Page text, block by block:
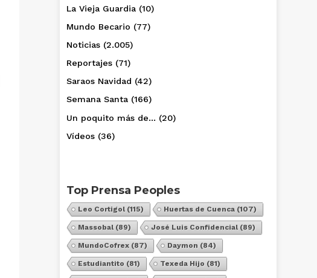
La Vieja Guardia (10)
Mundo Becario (77)
Noticias (2.005)
Reportajes (71)
Saraos Navidad (42)
Semana Santa (166)
Un poquito más de… (20)
Vídeos (36)
Top Prensa Peoples
Leo Cortigol (115) Huertas de Cuenca (107)
Massobal (89) José Luis Confidencial (89)
MundoCofrex (87) Daymon (84)
Estudiantito (81) Texeda Hijo (81)